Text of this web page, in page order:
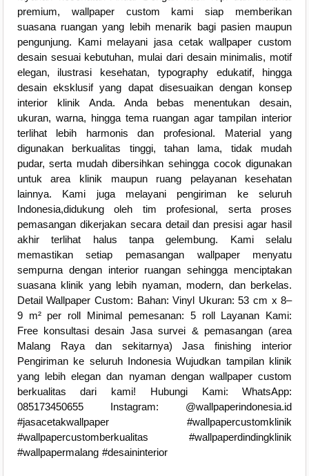
premium, wallpaper custom kami siap memberikan
suasana ruangan yang lebih menarik bagi pasien maupun
pengunjung. Kami melayani jasa cetak wallpaper custom
desain sesuai kebutuhan, mulai dari desain minimalis, motif
elegan, ilustrasi kesehatan, typography edukatif, hingga
desain eksklusif yang dapat disesuaikan dengan konsep
interior klinik Anda. Anda bebas menentukan desain,
ukuran, warna, hingga tema ruangan agar tampilan interior
terlihat lebih harmonis dan profesional. Material yang
digunakan berkualitas tinggi, tahan lama, tidak mudah
pudar, serta mudah dibersihkan sehingga cocok digunakan
untuk area klinik maupun ruang pelayanan kesehatan
lainnya. Kami juga melayani pengiriman ke seluruh
Indonesia,didukung oleh tim profesional, serta proses
pemasangan dikerjakan secara detail dan presisi agar hasil
akhir terlihat halus tanpa gelembung. Kami selalu
memastikan setiap pemasangan wallpaper menyatu
sempurna dengan interior ruangan sehingga menciptakan
suasana klinik yang lebih nyaman, modern, dan berkelas.
Detail Wallpaper Custom: Bahan: Vinyl Ukuran: 53 cm x 8–
9 m² per roll Minimal pemesanan: 5 roll Layanan Kami:
Free konsultasi desain Jasa survei & pemasangan (area
Malang Raya dan sekitarnya) Jasa finishing interior
Pengiriman ke seluruh Indonesia Wujudkan tampilan klinik
yang lebih elegan dan nyaman dengan wallpaper custom
berkualitas dari kami! Hubungi Kami: WhatsApp:
085173450655 Instagram: @wallpaperindonesia.id
#jasacetakwallpaper #wallpapercustomklinik
#wallpapercustomberkualitas #wallpaperdindingklinik
#wallpapermalang #desaininterior